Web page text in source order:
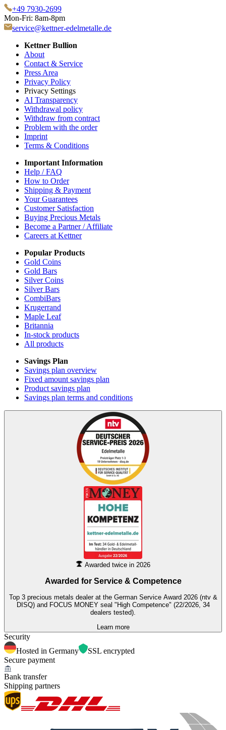
+49 7930-2699
Mon-Fri: 8am-8pm
service@kettner-edelmetalle.de
Kettner Bullion
About
Contact & Service
Press Area
Privacy Policy
Privacy Settings
AI Transparency
Withdrawal policy
Withdraw from contract
Problem with the order
Imprint
Terms & Conditions
Important Information
Help / FAQ
How to Order
Shipping & Payment
Your Guarantees
Customer Satisfaction
Buying Precious Metals
Become a Partner / Affiliate
Careers at Kettner
Popular Products
Gold Coins
Gold Bars
Silver Coins
Silver Bars
CombiBars
Krugerrand
Maple Leaf
Britannia
In-stock products
All products
Savings Plan
Savings plan overview
Fixed amount savings plan
Product savings plan
Savings plan terms and conditions
Awarded twice in 2026
Awarded for Service & Competence
Top 3 precious metals dealer at the German Service Award 2026 (ntv &
DISQ) and FOCUS MONEY seal "High Competence" (22/2026, 34
dealers tested).
Learn more
Security
Hosted in Germany
SSL encrypted
Secure payment
Bank transfer
Shipping partners